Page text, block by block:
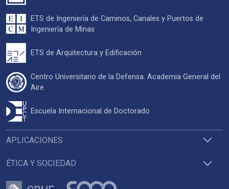
APLICACIONES
ÉTICA Y SOCIEDAD
ETS de Ingeniería de Caminos, Canales y Puertos de
Ingeniería de Minas
ETS de Arquitectura y Edificación
Centro Universitario de la Defensa. Academia General del
Aire
Escuela Internacional de Doctorado